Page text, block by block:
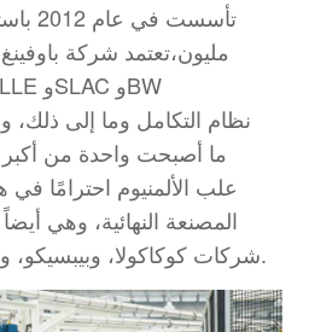
مليون،تعتمد شركة
نظام التكامل وما إلى
ما أصبحت واحدة من
علب الألمنيوم احترامًا في
المصنعة النهائية، وهي
شركات كوكاكولا، وبيبسيكو، وإيه بي إنبيف، وغيرها.